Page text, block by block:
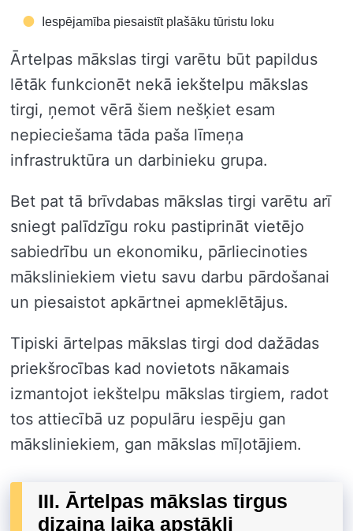
Iespējamība piesaistīt plašāku tūristu loku
Ārtelpas mākslas tirgi varētu būt papildus
lētāk funkcionēt nekā iekštelpu mākslas
tirgi, ņemot vērā šiem nešķiet esam
nepieciešama tāda paša līmeņa
infrastruktūra un darbinieku grupa.
Bet pat tā brīvdabas mākslas tirgi varētu arī
sniegt palīdzīgu roku pastiprināt vietējo
sabiedrību un ekonomiku, pārliecinoties
māksliniekiem vietu savu darbu pārdošanai
un piesaistot apkārtnei apmeklētājus.
Tipiski ārtelpas mākslas tirgi dod dažādas
priekšrocības kad novietots nākamais
izmantojot iekštelpu mākslas tirgiem, radot
tos attiecībā uz populāru iespēju gan
māksliniekiem, gan mākslas mīļotājiem.
III. Ārtelpas mākslas tirgus
dizaina laika apstākļi